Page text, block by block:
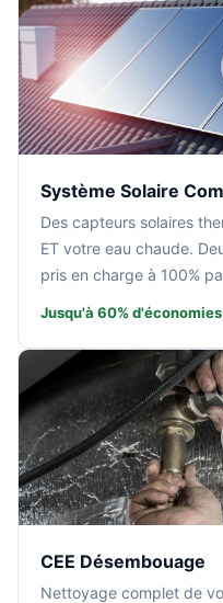
Système Solaire
Des capteurs solaires
ET votre eau chaude.
pris en charge à 100%
Jusqu'à 60%
CEE Désembouage
Nettoyage complet de